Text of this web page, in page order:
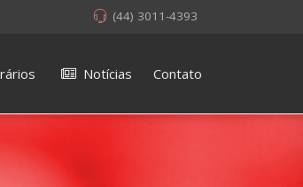
(44) 3011-4393
Notícias Contato